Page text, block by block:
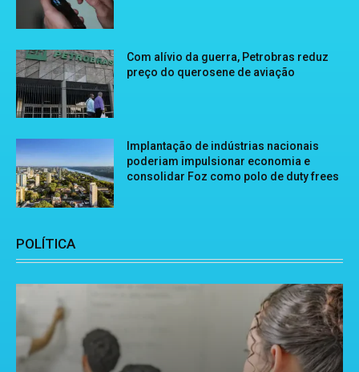
Com alívio da guerra, Petrobras reduz
preço do querosene de aviação
Implantação de indústrias nacionais
poderiam impulsionar economia e
consolidar Foz como polo de duty frees
POLÍTICA